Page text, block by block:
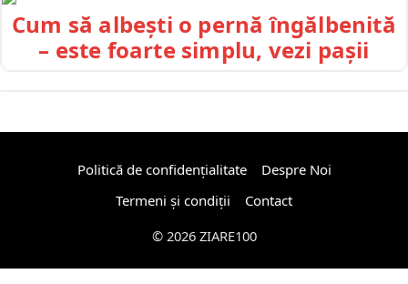
Cum să albești o pernă îngălbenită
– este foarte simplu, vezi pașii
Politică de confidențialitate
Despre Noi
Termeni și condiții
Contact
© 2026 ZIARE100